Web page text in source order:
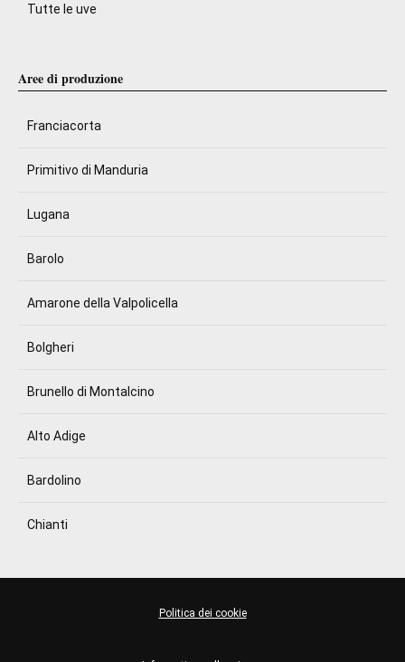
Tutte le uve
Aree di produzione
Franciacorta
Primitivo di Manduria
Lugana
Barolo
Amarone della Valpolicella
Bolgheri
Brunello di Montalcino
Alto Adige
Bardolino
Chianti
Politica dei cookie